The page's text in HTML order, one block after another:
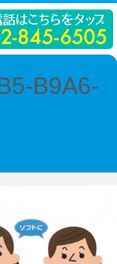
B9A6-